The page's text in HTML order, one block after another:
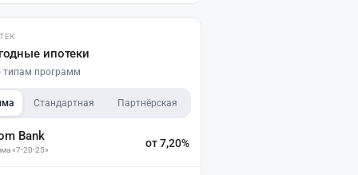
ипотеки
типам программ
Стандартная Партнёрская
Bank
«7-20-25»
от 7,20%